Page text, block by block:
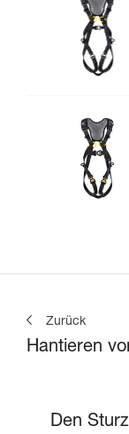
Zurück
Hantieren
Den